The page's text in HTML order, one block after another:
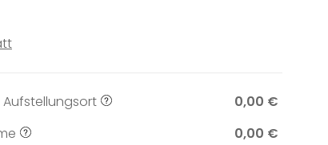
Aufstellungsort
0,00 €
0,00 €